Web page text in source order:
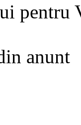
pentru
anunt